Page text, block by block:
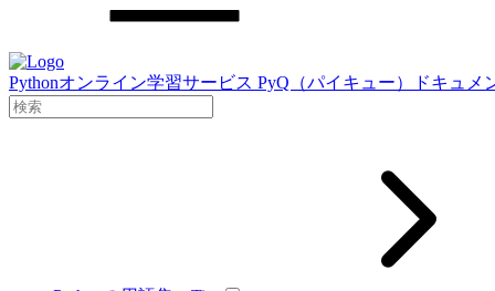
Pythonオンライン学習サービス PyQ（パイキュー）ドキュメ